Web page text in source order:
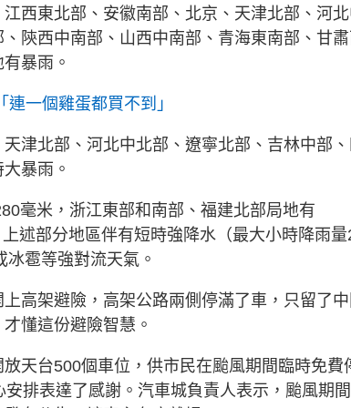
西東北部、安徽南部、北京、天津北部、河
陝西中南部、山西中南部、青海東南部、甘
暴雨。
一個雞蛋都買不到」
津北部、河北中北部、遼寧北部、吉林中部、
暴雨。
毫米，浙江東部和南部、福建北部局地有
述部分地區伴有短時強降水（最大小時降雨量
雹等強對流天氣。
高架避險，高架公路兩側停滿了車，只留了中
懂這份避險智慧。
天台500個車位，供市民在颱風期間臨時免費
排表達了感謝。汽車城負責人表示，颱風期